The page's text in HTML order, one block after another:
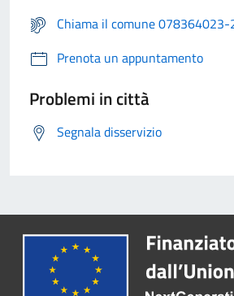
Chiama il comune
Prenota un appuntamento
Problemi in città
Segnala disservizio